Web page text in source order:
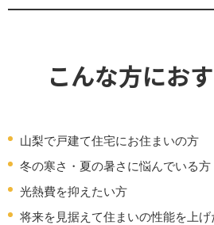
こんな方にお
山梨で戸建て住宅にお住まいの方
冬の寒さ・夏の暑さに悩んでいる方
光熱費を抑えたい方
将来を見据えて住まいの性能を上